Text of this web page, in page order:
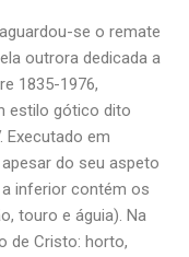
se o remate
outrora dedicada a
1835-1976,
estilo gótico dito
Executado em
do seu aspeto
inferior contém os
touro e águia). Na
de Cristo: horto,